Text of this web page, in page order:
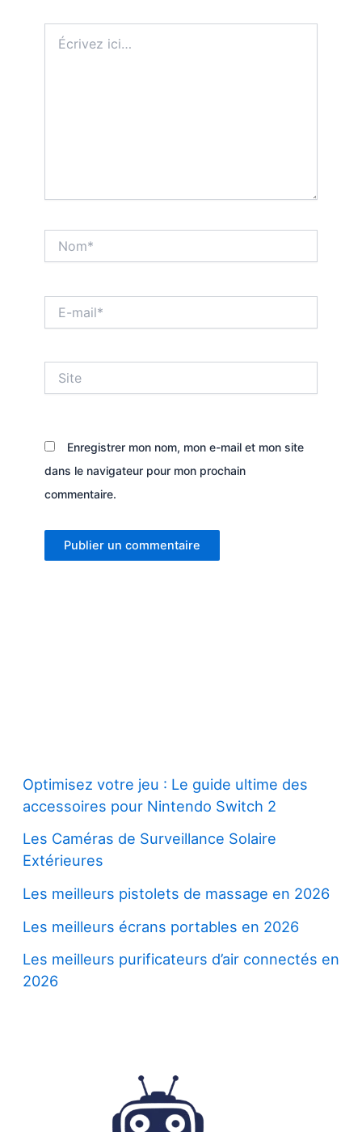
ici…
mail*
Enregistrer mon nom, mon e-mail et mon site
dans le navigateur pour mon prochain
commentaire.
Optimisez votre jeu : Le guide ultime des
accessoires pour Nintendo Switch 2
Les Caméras de Surveillance Solaire
Extérieures
Les meilleurs pistolets de massage en 2026
Les meilleurs écrans portables en 2026
Les meilleurs purificateurs d’air connectés en
2026